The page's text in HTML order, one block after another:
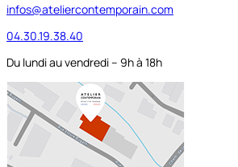
infos@ateliercontemporain.com
04.30.19.38.40
Du lundi au vendredi – 9h à 18h